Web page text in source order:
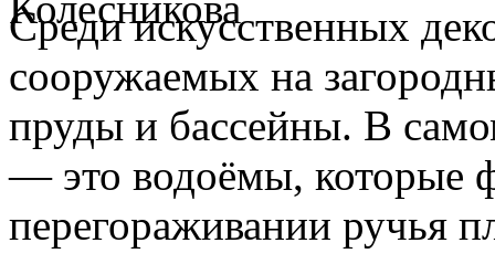
Среди искусственных
сооружаемых на
пруды и бассейны. В
— это водоёмы, которые
перегораживании ручья